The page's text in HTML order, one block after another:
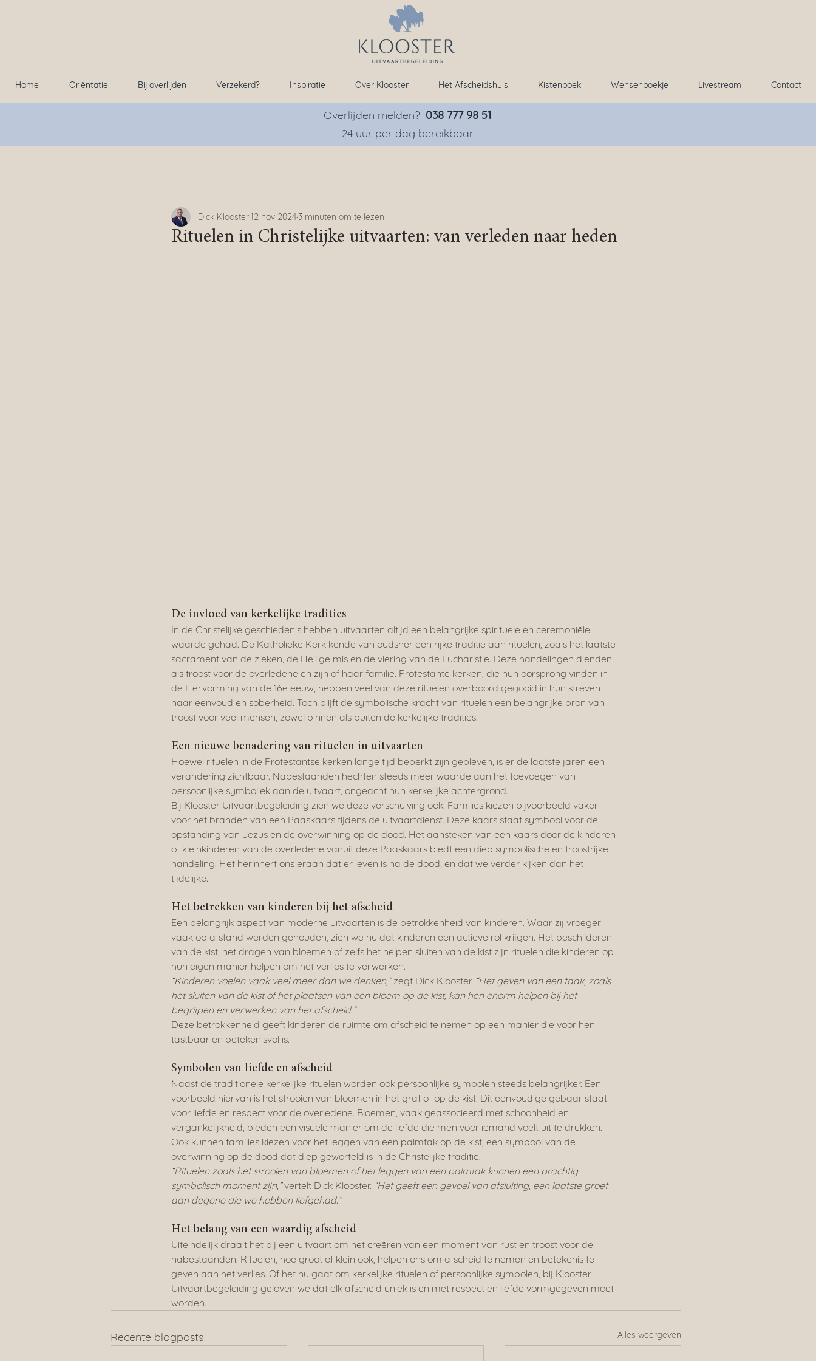
Home Oriëntatie Bij overlijden Verzekerd? Inspiratie Over Klooster Het Afscheidshuis Kistenboek Wensenboekje Livestream Contact
Overlijden melden? 038 777 98 51
24 uur per dag bereikbaar
Rituelen in Christelijke uitvaarten: van verleden naar heden
Dick Klooster12 nov 20243 minuten om te lezen
De invloed van kerkelijke tradities
In de Christelijke geschiedenis hebben uitvaarten altijd een belangrijke spirituele en ceremoniële
waarde gehad. De Katholieke Kerk kende van oudsher een rijke traditie aan rituelen, zoals het laatste
sacrament van de zieken, de Heilige mis en de viering van de Eucharistie. Deze handelingen dienden
als troost voor de overledene en zijn of haar familie. Protestante kerken, die hun oorsprong vinden in
de Hervorming van de 16e eeuw, hebben veel van deze rituelen overboord gegooid in hun streven
naar eenvoud en soberheid. Toch blijft de symbolische kracht van rituelen een belangrijke bron van
troost voor veel mensen, zowel binnen als buiten de kerkelijke tradities.
Een nieuwe benadering van rituelen in uitvaarten
Hoewel rituelen in de Protestantse kerken lange tijd beperkt zijn gebleven, is er de laatste jaren een
verandering zichtbaar. Nabestaanden hechten steeds meer waarde aan het toevoegen van
persoonlijke symboliek aan de uitvaart, ongeacht hun kerkelijke achtergrond.
Bij Klooster Uitvaartbegeleiding zien we deze verschuiving ook. Families kiezen bijvoorbeeld vaker
voor het branden van een Paaskaars tijdens de uitvaartdienst. Deze kaars staat symbool voor de
opstanding van Jezus en de overwinning op de dood. Het aansteken van een kaars door de kinderen
of kleinkinderen van de overledene vanuit deze Paaskaars biedt een diep symbolische en troostrijke
handeling. Het herinnert ons eraan dat er leven is na de dood, en dat we verder kijken dan het
tijdelijke.
Het betrekken van kinderen bij het afscheid
Een belangrijk aspect van moderne uitvaarten is de betrokkenheid van kinderen. Waar zij vroeger
vaak op afstand werden gehouden, zien we nu dat kinderen een actieve rol krijgen. Het beschilderen
van de kist, het dragen van bloemen of zelfs het helpen sluiten van de kist zijn rituelen die kinderen op
hun eigen manier helpen om het verlies te verwerken.
“Kinderen voelen vaak veel meer dan we denken,” zegt Dick Klooster. “Het geven van een taak, zoals
het sluiten van de kist of het plaatsen van een bloem op de kist, kan hen enorm helpen bij het
begrijpen en verwerken van het afscheid.”
Deze betrokkenheid geeft kinderen de ruimte om afscheid te nemen op een manier die voor hen
tastbaar en betekenisvol is.
Symbolen van liefde en afscheid
Naast de traditionele kerkelijke rituelen worden ook persoonlijke symbolen steeds belangrijker. Een
voorbeeld hiervan is het strooien van bloemen in het graf of op de kist. Dit eenvoudige gebaar staat
voor liefde en respect voor de overledene. Bloemen, vaak geassocieerd met schoonheid en
vergankelijkheid, bieden een visuele manier om de liefde die men voor iemand voelt uit te drukken.
Ook kunnen families kiezen voor het leggen van een palmtak op de kist, een symbool van de
overwinning op de dood dat diep geworteld is in de Christelijke traditie.
“Rituelen zoals het strooien van bloemen of het leggen van een palmtak kunnen een prachtig
symbolisch moment zijn,” vertelt Dick Klooster. “Het geeft een gevoel van afsluiting, een laatste groet
aan degene die we hebben liefgehad.”
Het belang van een waardig afscheid
Uiteindelijk draait het bij een uitvaart om het creëren van een moment van rust en troost voor de
nabestaanden. Rituelen, hoe groot of klein ook, helpen ons om afscheid te nemen en betekenis te
geven aan het verlies. Of het nu gaat om kerkelijke rituelen of persoonlijke symbolen, bij Klooster
Uitvaartbegeleiding geloven we dat elk afscheid uniek is en met respect en liefde vormgegeven moet
worden.
Recente blogposts Alles weergeven